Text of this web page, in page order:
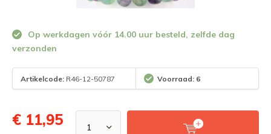
Op werkdagen vóór 14.00 uur besteld, zelfde dag
verzonden
Artikelcode: R46-12-50787 Voorraad: 6
€ 11,95